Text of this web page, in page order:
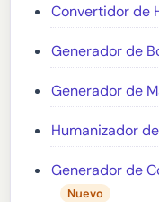
Convertidor de
Generador de
Generador de
Humanizador
Generador de
Nuevo